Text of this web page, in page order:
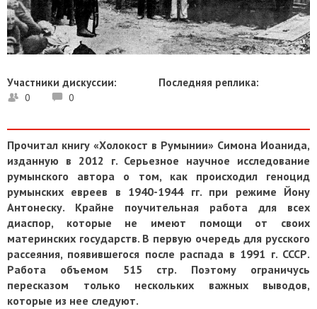
Участники дискуссии:
0 0
Последняя реплика:
Прочитал книгу «Холокост в Румынии» Симона Иоанида,
изданную в 2012 г. Серьезное научное исследование
румынского автора о том, как происходил геноцид
румынских евреев в 1940-1944 гг. при режиме Йону
Антонеску. Крайне поучительная работа для всех
диаспор, которые не имеют помощи от своих
материнских государств. В первую очередь для русского
рассеяния, появившегося после распада в 1991 г. СССР.
Работа объемом 515 стр. Поэтому ограничусь
пересказом только нескольких важных выводов,
которые из нее следуют.